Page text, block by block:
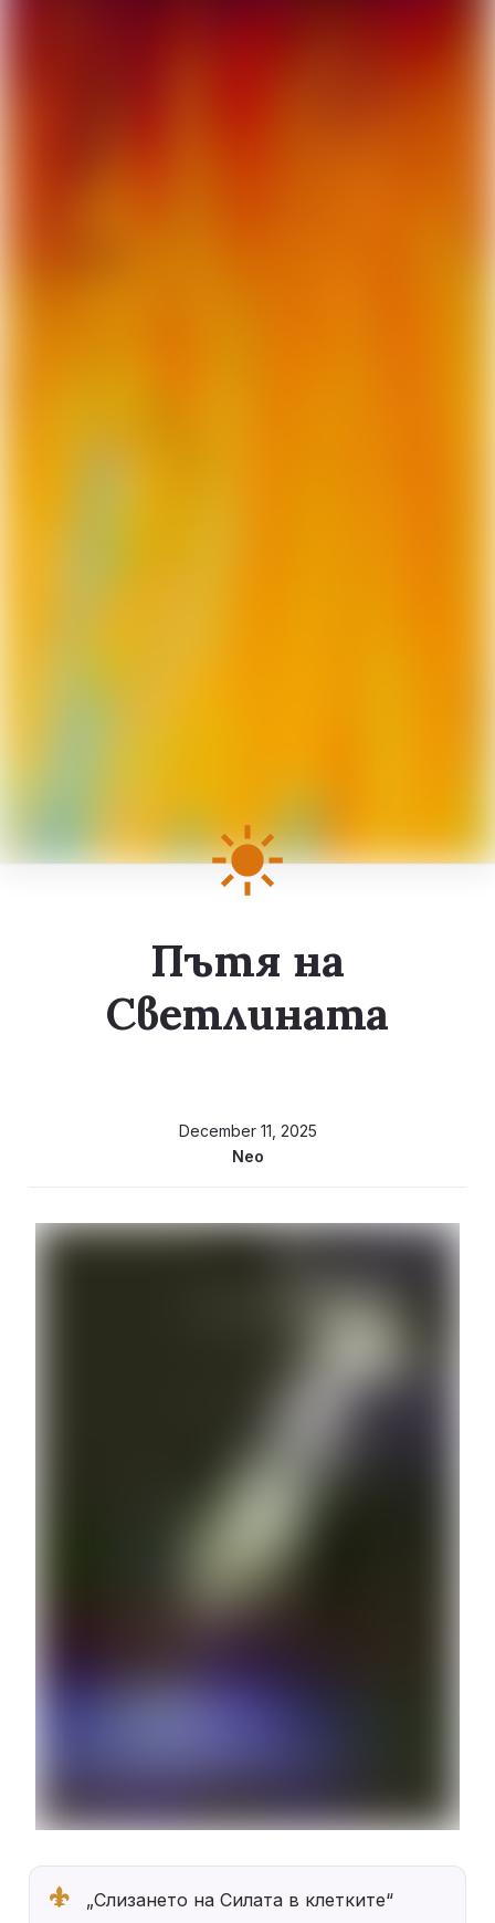
Пътя на
Светлината
December 11, 2025
Neo
„Слизането на Силата в клетките“